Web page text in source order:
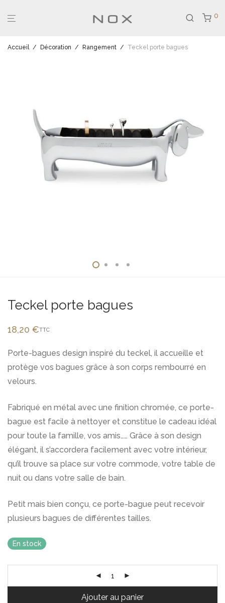
0
Accueil / Décoration / Rangement / Teckel porte bagues
Teckel porte bagues
18,20 €TTC
Porte-bagues design inspiré du teckel, il accueille et
protège vos bagues grâce à son corps rembourré en
velours.
Fabriqué en métal avec une finition chromée, ce porte-
bague est facile à nettoyer et constitue le cadeau idéal
pour toute la famille, vos amis…… Grâce à son design
élégant, il s’accordera facilement avec votre intérieur,
qu’il trouve sa place sur votre commode, votre table de
nuit ou dans votre salle de bain.
Petit mais bien conçu, ce porte-bague peut recevoir
plusieurs bagues de différentes tailles.
En stock
Ajouter au panier